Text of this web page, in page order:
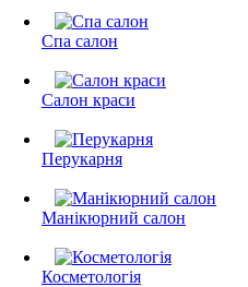
Спа салон
Салон краси
Перукарня
Манікюрний салон
Косметологія